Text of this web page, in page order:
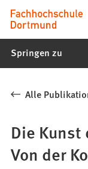
Inhalt anspringen
Dortmund
-
Bewerbung
Springen zu
Alle
Die
Von der